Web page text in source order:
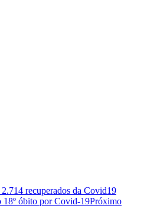
recuperados da Covid19
óbito por Covid-19Próximo